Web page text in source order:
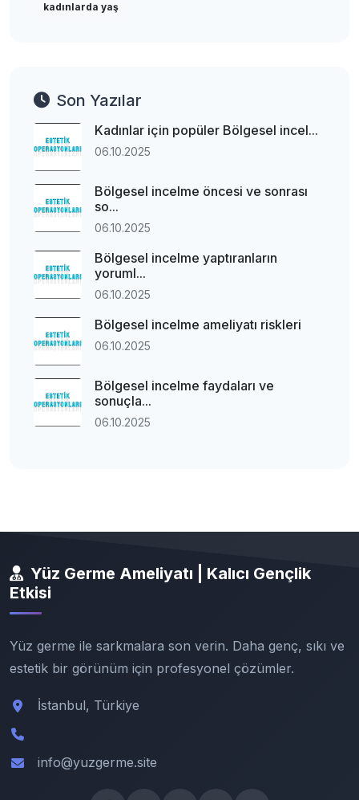
kadınlarda yaş
Son Yazılar
Kadınlar için popüler Bölgesel incel...
06.10.2025
Bölgesel incelme öncesi ve sonrası
so...
06.10.2025
Bölgesel incelme yaptıranların
yoruml...
06.10.2025
Bölgesel incelme ameliyatı riskleri
06.10.2025
Bölgesel incelme faydaları ve
sonuçla...
06.10.2025
Yüz Germe Ameliyatı | Kalıcı Gençlik
Etkisi
Yüz germe ile sarkmalara son verin. Daha genç, sıkı ve
estetik bir görünüm için profesyonel çözümler.
İstanbul, Türkiye
info@yuzgerme.site